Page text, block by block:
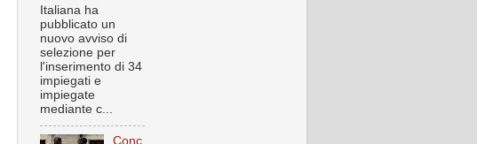
Italiana ha
pubblicato un
nuovo avviso di
selezione per
l'inserimento di 34
impiegati e
impiegate
mediante c...
Conc